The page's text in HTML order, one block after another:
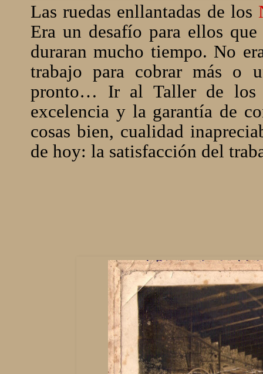
Las ruedas enllantadas de los
Era un desafío para ellos
duraran mucho tiempo. No
trabajo para cobrar más o
pronto… Ir al Taller de los
excelencia y la garantía de
cosas bien, cualidad
de hoy: la satisfacción del